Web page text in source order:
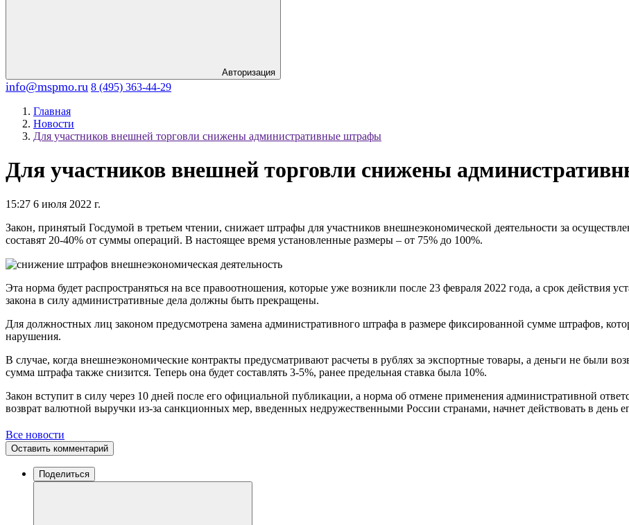
Авторизация
info@mspmo.ru 8 (495) 363-44-29
Главная
Новости
Для участников внешней торговли снижены административные штрафы
Для участников внешней торговли снижены
15:27 6 июля 2022 г.
Закон, принятый Госдумой в третьем чтении, снижает штрафы для участников внешнеэкономической деятельности за
составят 20-40% от суммы операций. В настоящее время установленные размеры – от 75% до 100%.
Эта норма будет распространяться на все правоотношения, которые уже возникли после 23 февраля 2022 года, а срок действия
закона в силу административные дела должны быть прекращены.
Для должностных лиц законом предусмотрена замена административного штрафа в размере фиксированной сумме штрафов,
нарушения.
В случае, когда внешнеэкономические контракты предусматривают расчеты в рублях за экспортные товары, а деньги не были
сумма штрафа также снизится. Теперь она будет составлять 3-5%, ранее предельная ставка была 10%.
Закон вступит в силу через 10 дней после его официальной публикации, а норма об отмене применения административной
возврат валютной выручки из-за санкционных мер, введенных недружественными России странами, начнет действовать в день
Все новости
Оставить комментарий
Поделиться